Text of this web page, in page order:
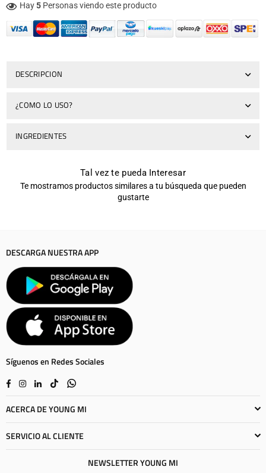
Hay5 Personas viendo este producto
DESCRIPCION
¿COMO LO USO?
INGREDIENTES
Tal vez te pueda Interesar
Te mostramos productos similares a tu búsqueda que pueden
gustarte
DESCARGA NUESTRA APP
Síguenos en Redes Sociales
FacebookInstagram
LinkedinTikTokWhatsapp
ACERCA DE YOUNG MI
SERVICIO AL CLIENTE
NEWSLETTER YOUNG MI